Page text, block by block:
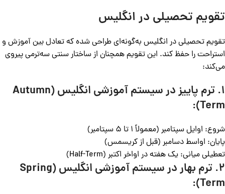
تقویم تحصیلی در انگلیس
تقویم تحصیلی در انگلیس به‌گونه‌ای طراحی شده که تعادل بین آموزش و
استراحت را حفظ کند. این تقویم همچنان از ساختار سنتی سه‌ترمی پیروی
می‌کند:
1. ترم پاییز در سیستم آموزشی انگلیس (Autumn
Term):
شروع: اوایل سپتامبر (معمولاً 1 تا 5 سپتامبر)
پایان: اواسط دسامبر (قبل از کریسمس)
تعطیلی میانی: یک هفته در اواخر اکتبر (Half-Term)
2. ترم بهار در سیستم آموزشی انگلیس (Spring
Term):